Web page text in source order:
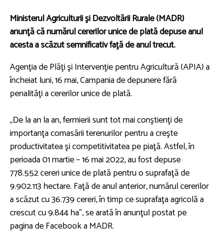
Ministerul Agriculturii şi Dezvoltării Rurale (MADR)
anunţă că numărul cererilor unice de plată depuse anul
acesta a scăzut semnificativ faţă de anul trecut.
Agenţia de Plăţi şi Intervenţie pentru Agricultură (APIA) a
încheiat luni, 16 mai, Campania de depunere fără
penalităţi a cererilor unice de plată.
„De la an la an, fermierii sunt tot mai conştienţi de
importanţa comasării terenurilor pentru a creşte
productivitatea şi competitivitatea pe piaţă. Astfel, în
perioada 01 martie – 16 mai 2022, au fost depuse
778.552 cereri unice de plată pentru o suprafaţă de
9.902.113 hectare. Faţă de anul anterior, numărul cererilor
a scăzut cu 36.739 cereri, în timp ce suprafaţa agricolă a
crescut cu 9.844 ha”, se arată în anunţul postat pe
pagina de Facebook a MADR.